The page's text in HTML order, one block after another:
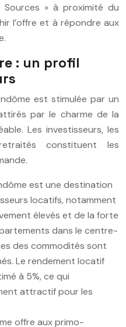
» à proximité du
l’offre et à répondre aux
: un profil
est stimulée par un
par le charme de la
Les investisseurs, les
constituent les
est une destination
locatifs, notamment
élevés et de la forte
dans le centre-
des commodités sont
Le rendement locatif
à 5%, ce qui
attractif pour les
offre aux primo-